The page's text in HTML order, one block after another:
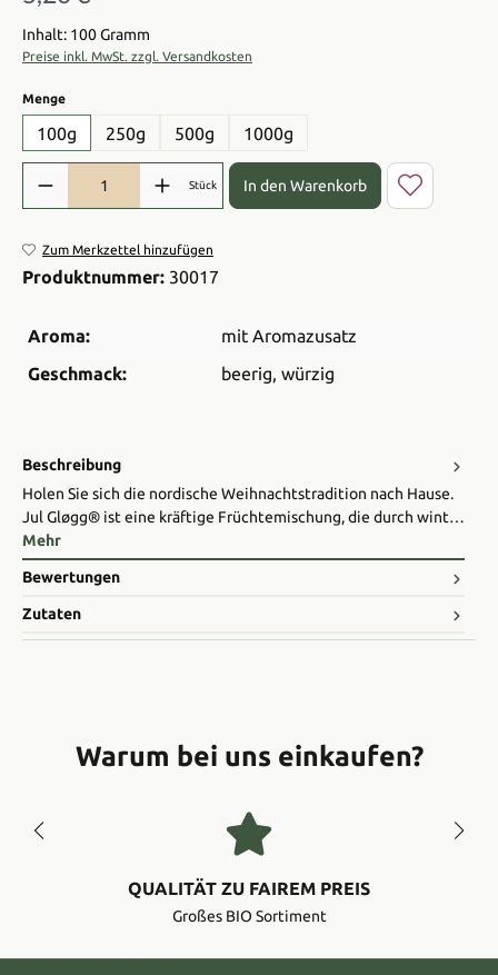
Regulärer Preis:
Inhalt: 100 Gramm
Preise inkl. MwSt. zzgl. Versandkosten
Mengeauswählen
100g 250g 500g 1000g
Produkt Anzahl: Gib den gewünschten Wert ein oder benutze die
Stück In den Warenkorb
Zum Merkzettel hinzufügen
Produktnummer: 30017
Aroma:
mit Aromazusatz
Geschmack:
beerig, würzig
Beschreibung
Holen Sie sich die nordische Weihnachtstradition nach Hause.
Jul Gløgg® ist eine kräftige Früchtemischung, die durch wint…
Mehr
Bewertungen
Zutaten
Warum bei uns einkaufen?
QUALITÄT ZU FAIREM PREIS
Großes BIO Sortiment